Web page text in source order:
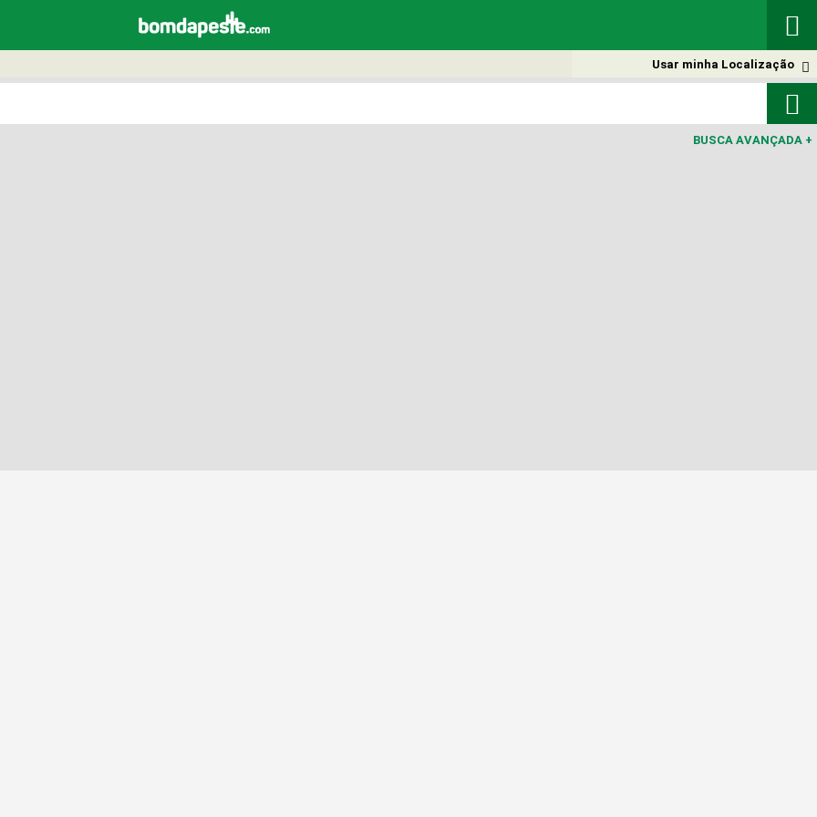


Usar minha Localização

BUSCA AVANÇADA +